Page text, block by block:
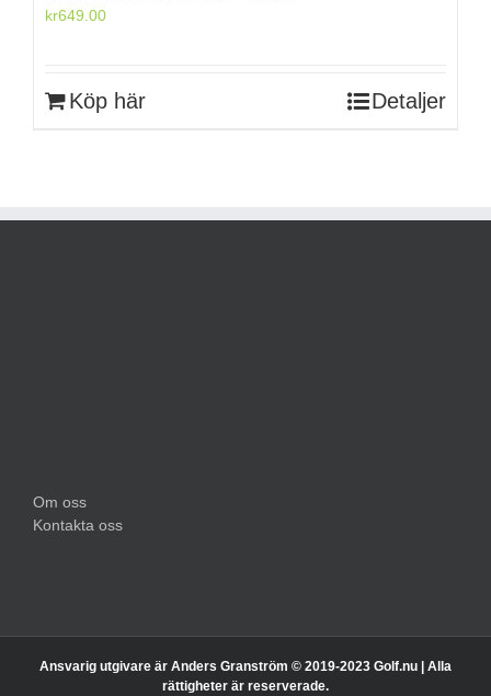
kr649.00
Köp här Detaljer
Om oss
Kontakta oss
Ansvarig utgivare är Anders Granström © 2019-2023 Golf.nu | Alla
rättigheter är reserverade.